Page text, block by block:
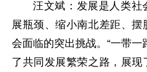
汪文斌：发展是人类社
展瓶颈、缩小南北差距、
会面临的突出挑战。“一带一
了共同发展繁荣之路，展现